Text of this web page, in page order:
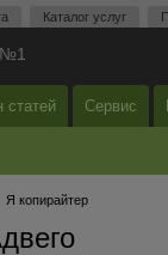
Каталог услуг
№1
статей Сервис
Я копирайтер